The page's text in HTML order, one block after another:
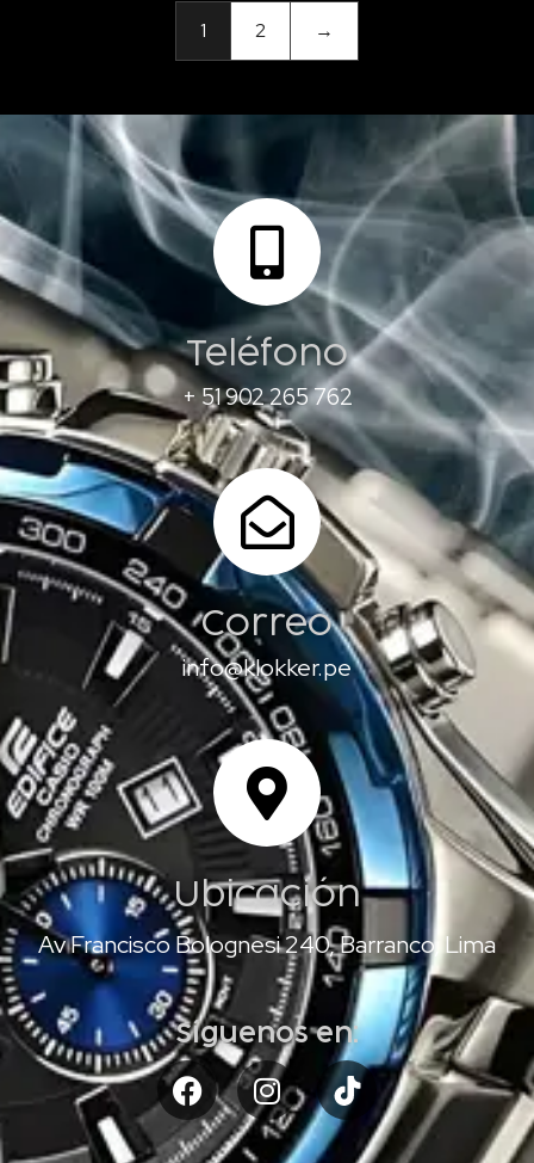
1 2 →
Teléfono
+ 51 902 265 762
Correo
info@klokker.pe
Ubicación
Av Francisco Bolognesi 240, Barranco, Lima
Síguenos en: